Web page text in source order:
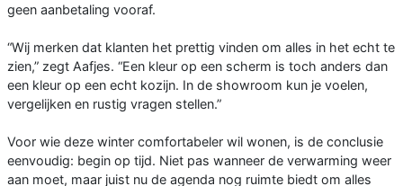
geen aanbetaling vooraf.
“Wij merken dat klanten het prettig vinden om alles in het echt te
zien,” zegt Aafjes. “Een kleur op een scherm is toch anders dan
een kleur op een echt kozijn. In de showroom kun je voelen,
vergelijken en rustig vragen stellen.”
Voor wie deze winter comfortabeler wil wonen, is de conclusie
eenvoudig: begin op tijd. Niet pas wanneer de verwarming weer
aan moet, maar juist nu de agenda nog ruimte biedt om alles